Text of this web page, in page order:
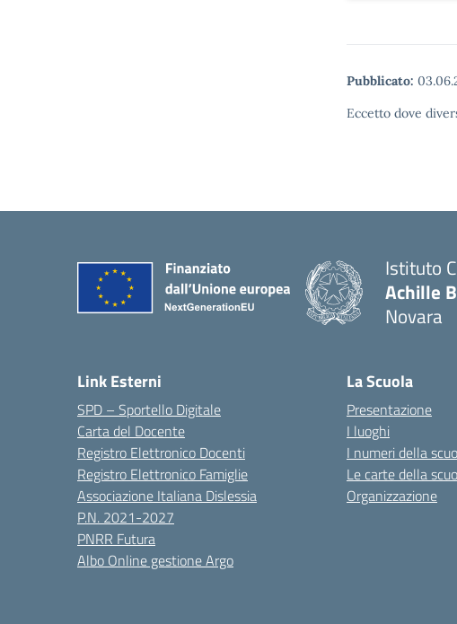
Pubblicato:
Eccetto dove
Istituto
Achille
Novara
Link Esterni
SPD – Sportello Digitale
Carta del Docente
Registro Elettronico Docenti
Registro Elettronico Famiglie
Associazione Italiana Dislessia
P.N. 2021-2027
PNRR Futura
Albo Online gestione Argo
La Scuola
Presentazione
I luoghi
I numeri della
Le carte della
Organizzazione